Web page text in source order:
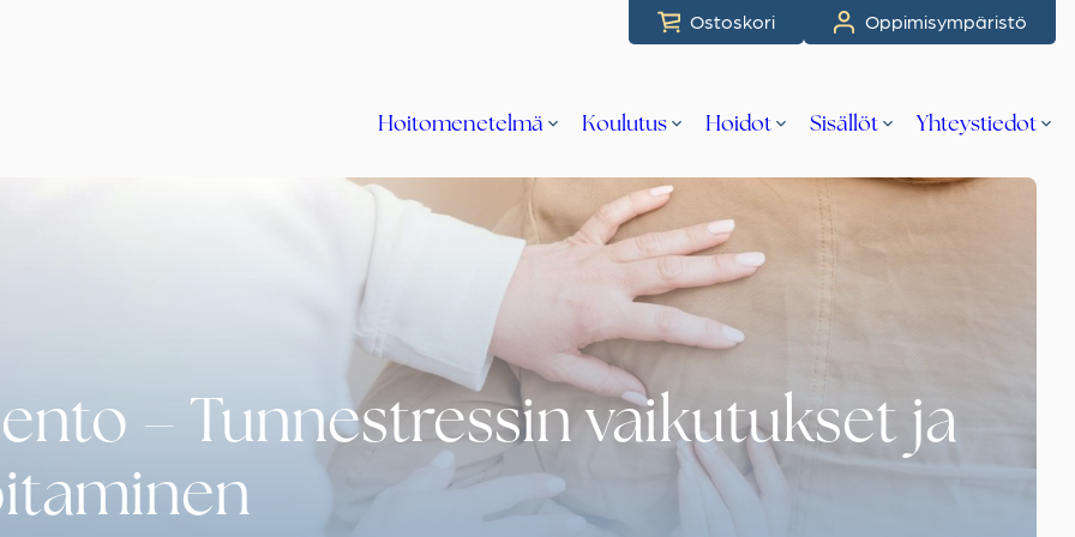
Ostoskori Oppimisympäristö
Hoitomenetelmä Koulutus Hoidot Sisällöt Yhteystiedot
– Tunnestressin vaikutukset ja